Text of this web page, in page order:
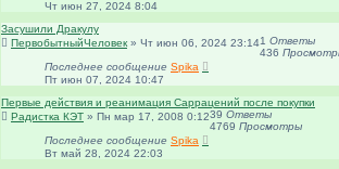
Чт июн 27, 2024 8:04
Засушили Дракулу
ПервобытныйЧеловек» Чт июн 06, 2024 23:141 Ответы
436
Последнее сообщение Spika
Пт июн 07, 2024 10:47
Первые действия и реанимация Саррацений после покупки
Радистка КЭТ » Пн мар 17, 2008 0:1239 Ответы
4769 Просмотры
Последнее сообщение Spika
Вт май 28, 2024 22:03